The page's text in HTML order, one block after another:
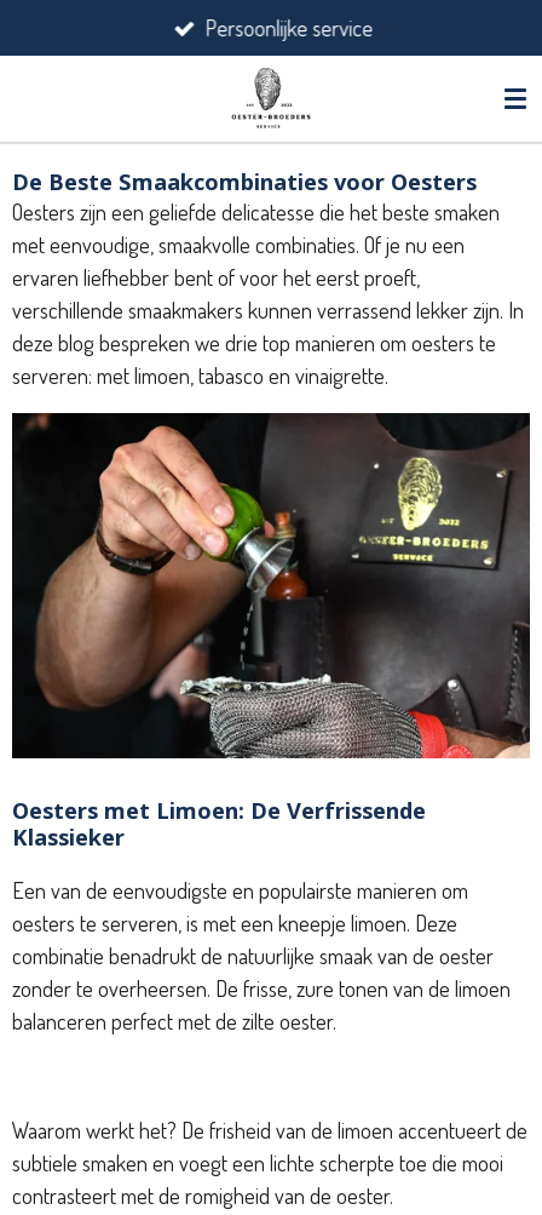
direct
Persoonlijke service
De Beste Smaakcombinaties voor Oesters
Oesters zijn een geliefde delicatesse die het beste smaken
met eenvoudige, smaakvolle combinaties. Of je nu een
ervaren liefhebber bent of voor het eerst proeft,
verschillende smaakmakers kunnen verrassend lekker zijn. In
deze blog bespreken we drie top manieren om oesters te
serveren: met limoen, tabasco en vinaigrette.
Oesters met Limoen: De Verfrissende
Klassieker
Een van de eenvoudigste en populairste manieren om
oesters te serveren, is met een kneepje limoen. Deze
combinatie benadrukt de natuurlijke smaak van de oester
zonder te overheersen. De frisse, zure tonen van de limoen
balanceren perfect met de zilte oester.
Waarom werkt het? De frisheid van de limoen accentueert de
subtiele smaken en voegt een lichte scherpte toe die mooi
contrasteert met de romigheid van de oester.